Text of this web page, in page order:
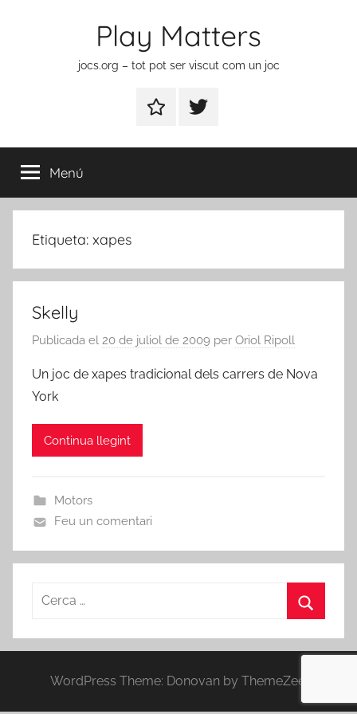
Play Matters
jocs.org – tot pot ser viscut com un joc
ContactarElement
menú
Menú
Etiqueta: xapes
Skelly
Publicada el 20 de juliol de 2009 per Oriol Ripoll
Un joc de xapes tradicional dels carrers de Nova
York
Continua llegint
Motors
Feu un comentari
Cerca:
WordPress Theme: Donovan by ThemeZee.